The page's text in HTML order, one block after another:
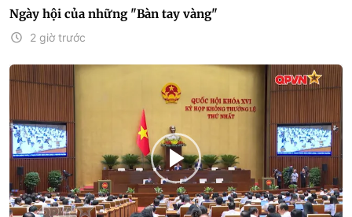
Ngày hội của những "Bàn tay vàng"
2 giờ trước